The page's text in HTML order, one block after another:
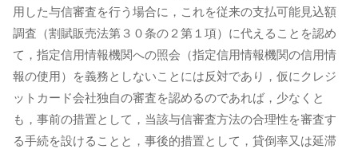
用した与信審査を行う場合に，これを従来の支払可能見込額
調査（割賦販売法第３０条の２第１項）に代えることを認め
て，指定信用情報機関への照会（指定信用情報機関の信用情
報の使用）を義務としないことには反対であり，仮にクレジ
ットカード会社独自の審査を認めるのであれば，少なくと
も，事前の措置として，当該与信審査方法の合理性を審査す
る手続を設けることと，事後的措置として，貸倒率又は延滞